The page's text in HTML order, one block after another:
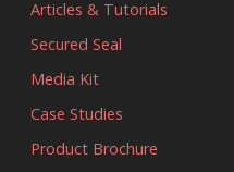
Articles & Tutorials
Secured Seal
Media Kit
Case Studies
Product Brochure